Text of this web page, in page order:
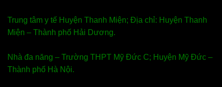
Trung tâm y tế Huyện Thanh Miện; Địa chỉ: Huyện Thanh
Miện – Thành phố Hải Dương.
Nhà đa năng – Trường THPT Mỹ Đức C; Huyện Mỹ Đức –
Thành phố Hà Nội.